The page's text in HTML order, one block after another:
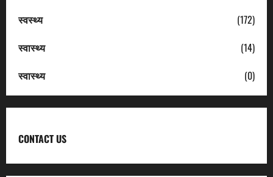
स्वस्थ्य
(172)
स्वास्थ्य
(14)
स्वास्थ्य
(0)
CONTACT US